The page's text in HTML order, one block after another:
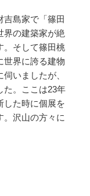
吉島家で「篠田
界の建築家が絶
。そして篠田桃
世界に誇る建物
いましたが、
た。ここは23年
した時に個展を
。沢山の方々に